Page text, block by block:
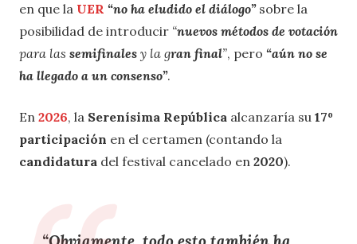
en que la UER “no ha eludido el diálogo” sobre la
posibilidad de introducir “nuevos métodos de votación
para las semifinales y la gran final”, pero “aún no se
ha llegado a un consenso”.
En 2026, la Serenísima República alcanzaría su 17º
participación en el certamen (contando la
candidatura del festival cancelado en 2020).